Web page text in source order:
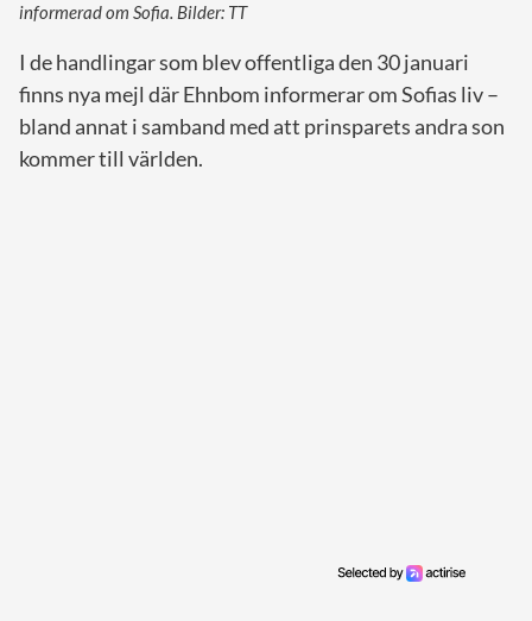
informerad om Sofia. Bilder: TT
I de handlingar som blev offentliga den 30 januari
finns nya mejl där Ehnbom informerar om Sofias liv –
bland annat i samband med att prinsparets andra son
kommer till världen.